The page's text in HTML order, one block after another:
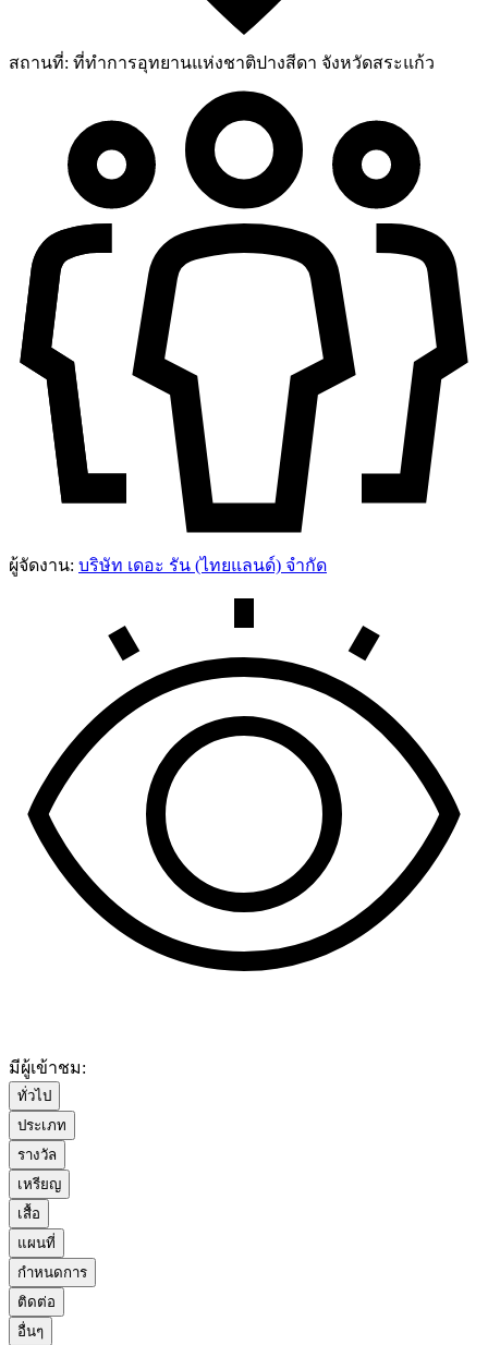
สถานที่: ที่ทำการอุทยานแห่งชาติปางสีดา จังหวัดสระแก้ว
ผู้จัดงาน: บริษัท เดอะ รัน (ไทยแลนด์) จำกัด
มีผู้เข้าชม:
ทั่วไป
ประเภท
รางวัล
เหรียญ
เสื้อ
แผนที่
กำหนดการ
ติดต่อ
อื่นๆ